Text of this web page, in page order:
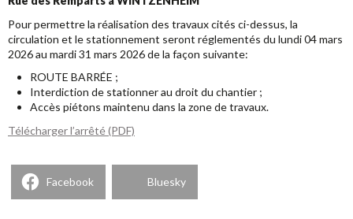
Pour permettre la réalisation des travaux cités ci-dessus, la
circulation et le stationnement seront réglementés du lundi 04 mars
2026 au mardi 31 mars 2026 de la façon suivante:
ROUTE BARRÉE ;
Interdiction de stationner au droit du chantier ;
Accès piétons maintenu dans la zone de travaux.
Télécharger l’arrêté (PDF)
Facebook Bluesky